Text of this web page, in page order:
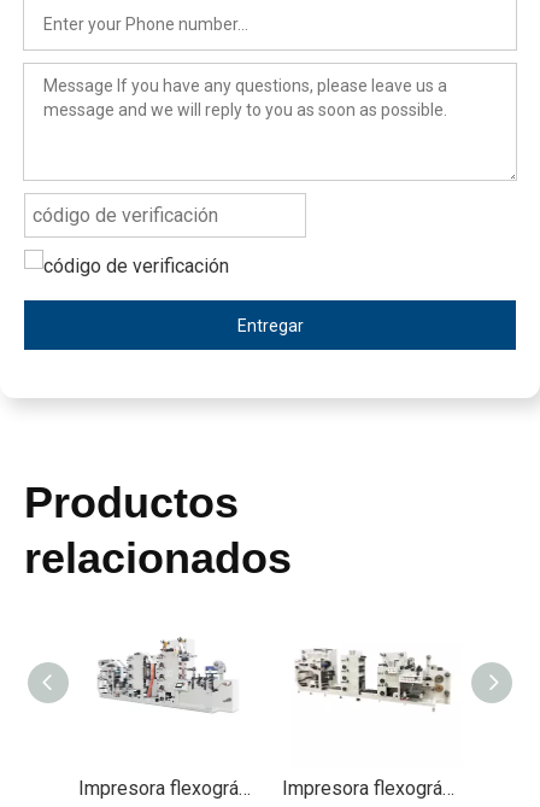
Entregar
Productos
relacionados
Impresora flexográfica de etiquetas adhesivas de 9 colores, máquina de impresión de etiquetas flexográficas Impresora flexográfica de etiquetas de 7 colores para impresoras flexográficas de etiquetas rollo a rollo